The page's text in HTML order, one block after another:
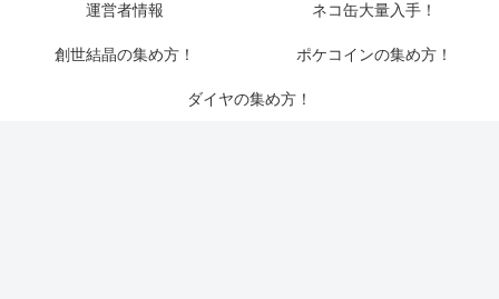
運営者情報 ネコ缶大量入手！
創世結晶の集め方！ ポケコインの集め方！
ダイヤの集め方！